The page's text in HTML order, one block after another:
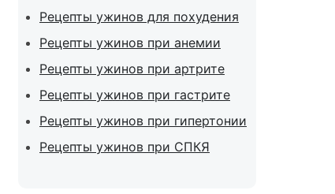
Рецепты ужинов для похудения
Рецепты ужинов при анемии
Рецепты ужинов при артрите
Рецепты ужинов при гастрите
Рецепты ужинов при гипертонии
Рецепты ужинов при СПКЯ